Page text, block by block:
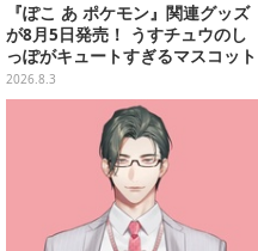
『ぽこ あ ポケモン』関連グッズ
が8月5日発売！ うすチュウのし
っぽがキュートすぎるマスコット
など、まとめてご紹介
2026.8.3